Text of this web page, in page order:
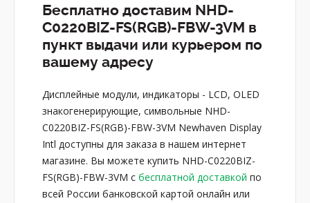
Бесплатно доставим NHD-
C0220BIZ-FS(RGB)-FBW-3VM в
пункт выдачи или курьером по
вашему адресу
Дисплейные модули, индикаторы - LCD, OLED
знакогенерирующие, символьные NHD-
C0220BIZ-FS(RGB)-FBW-3VM Newhaven Display
Intl доступны для заказа в нашем интернет
магазине. Вы можете купить NHD-C0220BIZ-
FS(RGB)-FBW-3VM с бесплатной доставкой по
всей России банковской картой онлайн или